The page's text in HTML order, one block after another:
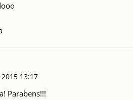
13:17
Parabens!!!